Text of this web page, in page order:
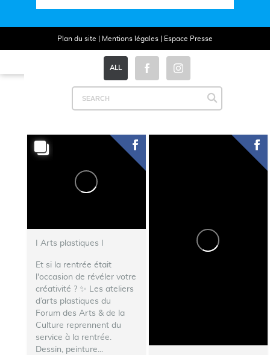
ALL
I Arts plastiques I
Et si la rentrée était
l'occasion de révéler votre
créativité ? ✨ Les ateliers
d’arts plastiques du
Forum des Arts & de la
Culture reprennent du
service à la rentrée.
Dessin, peinture...
Plan du site Mentions légales| Espace Presse